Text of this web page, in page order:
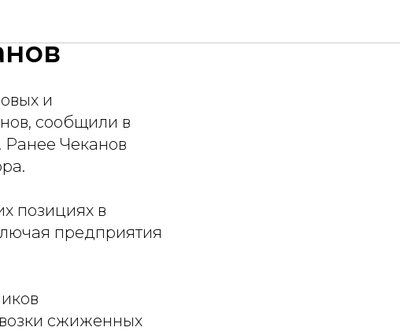
и
сообщили в
Ранее Чеканов
позициях в
предприятия
сжиженных